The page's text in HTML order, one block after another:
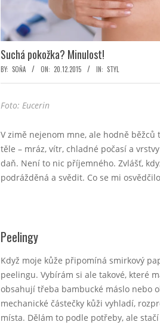
Suchá pokožka? Minulost!
BY: SOŇA ON: 20.12.2015 IN: STYL
Foto: Eucerin
V zimě nejenom mne, ale hodně běžců
těle – mráz, vítr, chladné počasí a
daň. Není to nic příjemného. Zvlášť,
podrážděná a svědit. Co se mi
Peelingy
Když moje kůže připomíná smirkový
peelingu. Vybírám si ale takové, které
obsahují třeba bambucké máslo nebo
mechanické částečky kůži vyhladí,
místa. Dělám to podle potřeby, ale